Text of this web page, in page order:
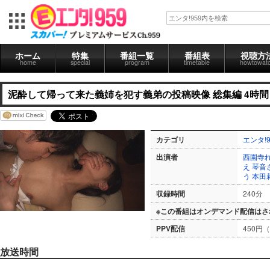
ホーム
home
特集
special
番組一覧
program
番組表
timetable
視聴方
泥酔して帰って来た義姉を犯す義弟の投稿映像 総集編 4時間
カテゴリ エンタ
出演者
西園寺
え 琴音
う 本田
収録時間 240分
※この番組はオンデマンド配信は
PPV配信
450円
放送時間